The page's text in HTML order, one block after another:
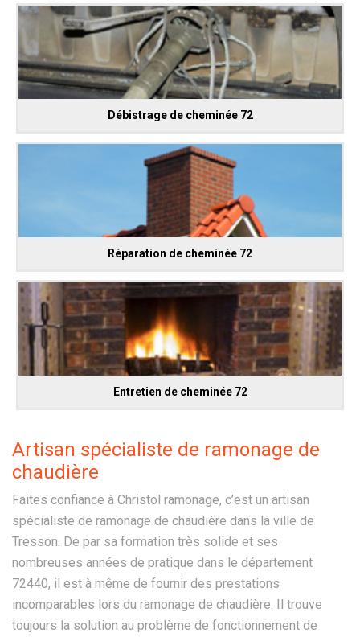
Débistrage de cheminée 72
Réparation de cheminée 72
Entretien de cheminée 72
Artisan spécialiste de ramonage de
chaudière
Faites confiance à Christol ramonage, c’est un artisan
spécialiste de ramonage de chaudière dans la ville de
Tresson. De par sa formation très solide et ses
nombreuses années de pratique dans le département
72440, il est à même de fournir des prestations
incomparables lors du ramonage de chaudière. Il trouve
toujours la solution au problème de fonctionnement de